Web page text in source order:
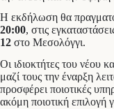
Η εκδήλωση θα
20:00, στις
12 στο Μεσολόγγι.
Οι ιδιοκτήτες του νέου
μαζί τους την έναρξη
προσφέρει ποιοτικές
ακόμη ποιοτική επιλογή